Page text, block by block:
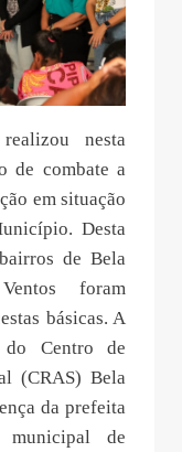
nesta
de combate a
em situação
Desta
de Bela
foram
básicas. A
do Centro de
(CRAS) Bela
da prefeita
de